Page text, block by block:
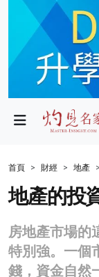
政局
財經
生活
商業
首頁 財經 地產
地產的投
房地產市場的
特別強。一個
錢，資金自然